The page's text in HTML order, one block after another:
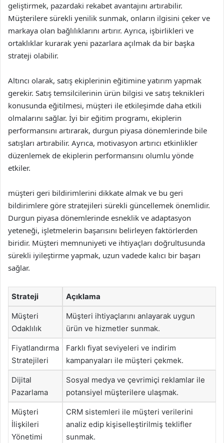
geliştirmek, pazardaki rekabet avantajını artırabilir.
Müşterilere sürekli yenilik sunmak, onların ilgisini çeker ve
markaya olan bağlılıklarını artırır. Ayrıca, işbirlikleri ve
ortaklıklar kurarak yeni pazarlara açılmak da bir başka
strateji olabilir.
Altıncı olarak, satış ekiplerinin eğitimine yatırım yapmak
gerekir. Satış temsilcilerinin ürün bilgisi ve satış teknikleri
konusunda eğitilmesi, müşteri ile etkileşimde daha etkili
olmalarını sağlar. İyi bir eğitim programı, ekiplerin
performansını artırarak, durgun piyasa dönemlerinde bile
satışları artırabilir. Ayrıca, motivasyon artırıcı etkinlikler
düzenlemek de ekiplerin performansını olumlu yönde
etkiler.
müşteri geri bildirimlerini dikkate almak ve bu geri
bildirimlere göre stratejileri sürekli güncellemek önemlidir.
Durgun piyasa dönemlerinde esneklik ve adaptasyon
yeteneği, işletmelerin başarısını belirleyen faktörlerden
biridir. Müşteri memnuniyeti ve ihtiyaçları doğrultusunda
sürekli iyileştirme yapmak, uzun vadede kalıcı bir başarı
sağlar.
Strateji Açıklama
Müşteri
Odaklılık
Müşteri ihtiyaçlarını anlayarak uygun
ürün ve hizmetler sunmak.
Fiyatlandırma
Stratejileri
Farklı fiyat seviyeleri ve indirim
kampanyaları ile müşteri çekmek.
Dijital
Pazarlama
Sosyal medya ve çevrimiçi reklamlar ile
potansiyel müşterilere ulaşmak.
Müşteri
İlişkileri
Yönetimi
CRM sistemleri ile müşteri verilerini
analiz edip kişiselleştirilmiş teklifler
sunmak.